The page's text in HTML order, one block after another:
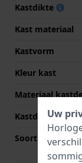
Kastdikte
Kast materiaal
Kastvorm
Kleur kast
Materiaal
Kastdeksel
Soort glas
Uw